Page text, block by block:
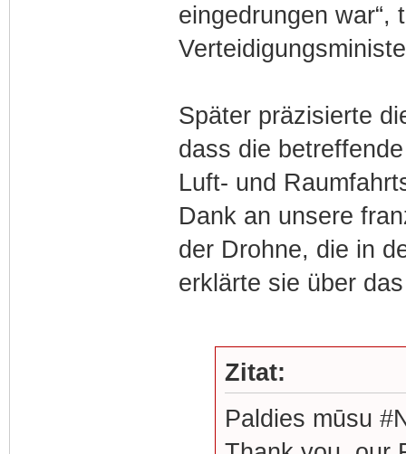
eingedrungen war“,
Später präzisierte
dass die
Luft- und
Dank an unsere
der Drohne, die in
erklärte sie über
Zitat:
Paldies mūsu